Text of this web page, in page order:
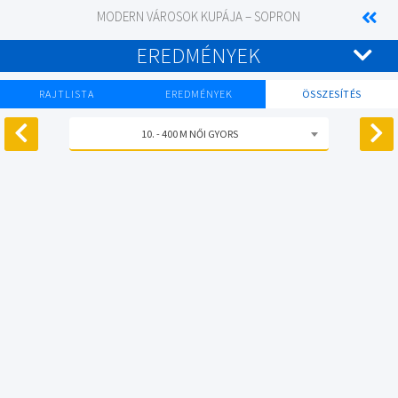
MODERN VÁROSOK KUPÁJA – SOPRON
EREDMÉNYEK
RAJTLISTA EREDMÉNYEK ÖSSZESÍTÉS
10. - 400 M NŐI GYORS